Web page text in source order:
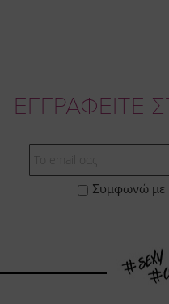
ΕΓΓΡΑΦΕΙΤΕ
Συμφωνώ με